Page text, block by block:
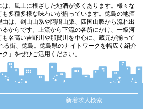
、風土に根ざした地酒が多くあります。様々な
多種多様な味わいが揃っています。徳島の地酒
は、剣山山系や阿讃山脈、四国山脈から流れ出
からです。上流から下流の各所にかけ、一級河
名高い吉野川や那賀川を中心に、蔵元が揃って
る街、徳島。徳島県のナイトワークを幅広く紹介
」をぜひご活用ください。
新着求人検索